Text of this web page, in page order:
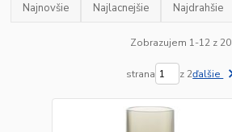
Najnovšie Najlacnejšie Najdrahšie
Zobrazujem 1-12 z 20
strana z 2ďalšie